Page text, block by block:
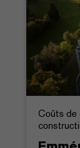
Coûts de